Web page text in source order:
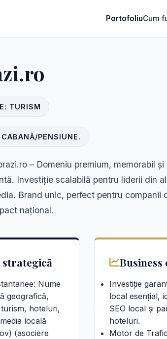
PortofoliuCum
TURISM
PENSIUNE.
– Domeniu premium, memorabil
Investiție scalabilă pentru liderii din
Brand unic, perfect pentru companii
național.
strategică
Nume
geografică,
hoteluri,
locală
(asociere
Business
Investiție
local esențial,
SEO local și
hoteluri.
Motor de